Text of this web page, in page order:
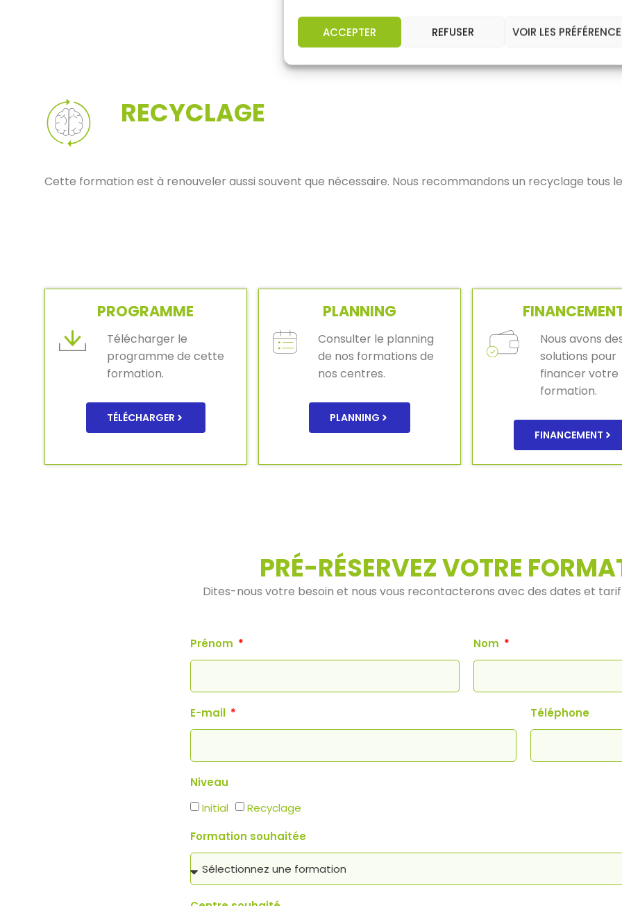
ACCEPTER REFUSER VOIR LES
RECYCLAGE
Cette formation est à renouveler aussi souvent que nécessaire. Nous recommandons un recyclage tous
PROGRAMME
Télécharger le
programme de cette
formation.
TÉLÉCHARGER
PLANNING
Consulter le planning
de nos formations de
nos centres.
PLANNING
Nous avons
solutions pour
financer votre
formation.
FINANCEMENT
PRÉ-RÉSERVEZ VOTRE
Dites-nous votre besoin et nous vous recontacterons avec des dates et
Prénom Nom
E-mail Téléphone
Niveau
Initial
Recyclage
Formation souhaitée